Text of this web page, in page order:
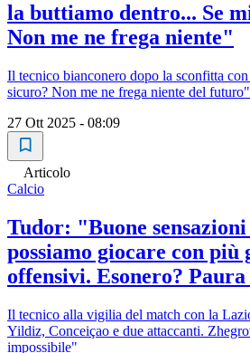
la buttiamo dentro... Se
Non me ne frega niente"
Il tecnico bianconero dopo la sconfitta
sicuro? Non me ne frega niente del futuro"
27 Ott 2025 - 08:09
Articolo
Calcio
Tudor: "Buone
possiamo giocare con più
offensivi. Esonero?
Il tecnico alla vigilia del match con la
Yildiz, Conceiçao e due attaccanti.
impossibile"